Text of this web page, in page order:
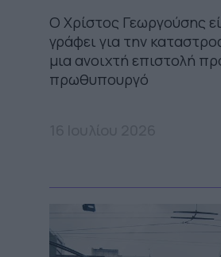
Ο Χρίστος Γεωργούσης
γράφει για την
μια ανοιχτή επιστολή
πρωθυπουργό